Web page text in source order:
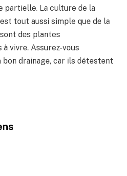
partielle. La culture de la
tout aussi simple que de la
des plantes
vivre. Assurez-vous
bon drainage, car ils détestent